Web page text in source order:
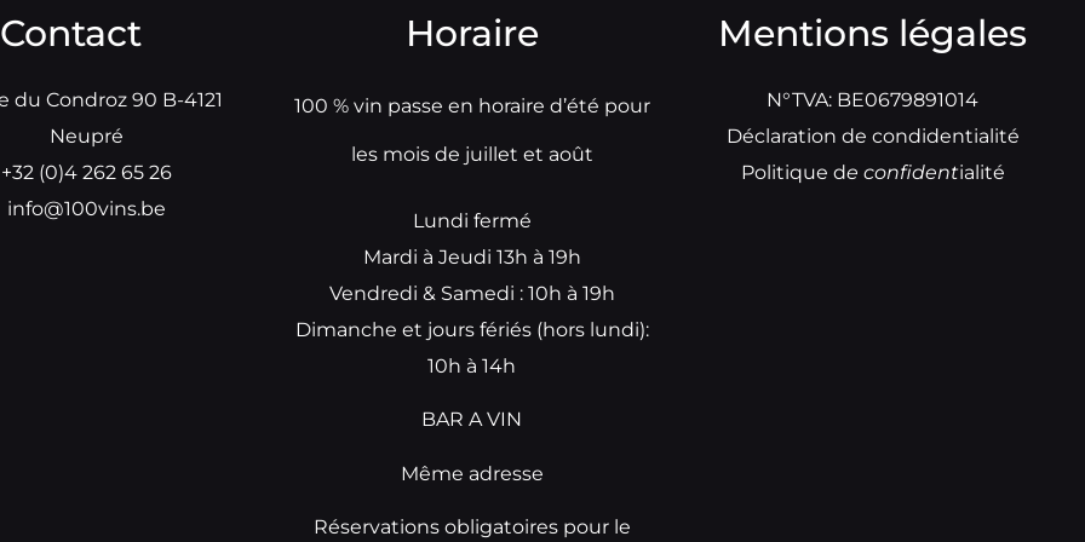
Contact
du Condroz 90 B-4121
Neupré
+32 (0)4 262 65 26
info@100vins.be
Horaire
100 % vin passe en horaire d’été pour
les mois de juillet et août
Lundi fermé
Mardi à Jeudi 13h à 19h
Vendredi & Samedi : 10h à 19h
Dimanche et jours fériés (hors lundi):
10h à 14h
BAR A VIN
Même adresse
Réservations obligatoires pour le
Mentions légales
N°TVA: BE0679891014
Déclaration de condidentialité
Politique de confidentialité